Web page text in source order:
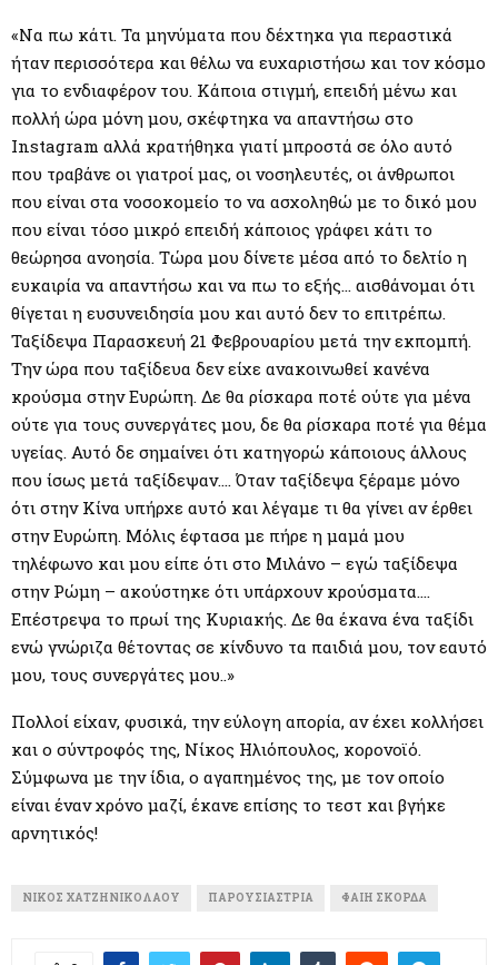
«Να πω κάτι. Τα μηνύματα που δέχτηκα για περαστικά
ήταν περισσότερα και θέλω να ευχαριστήσω και τον κόσμο
για το ενδιαφέρον του. Κάποια στιγμή, επειδή μένω και
πολλή ώρα μόνη μου, σκέφτηκα να απαντήσω στο
Instagram αλλά κρατήθηκα γιατί μπροστά σε όλο αυτό
που τραβάνε οι γιατροί μας, οι νοσηλευτές, οι άνθρωποι
που είναι στα νοσοκομείο το να ασχοληθώ με το δικό μου
που είναι τόσο μικρό επειδή κάποιος γράφει κάτι το
θεώρησα ανοησία. Τώρα μου δίνετε μέσα από το δελτίο η
ευκαιρία να απαντήσω και να πω το εξής… αισθάνομαι ότι
θίγεται η ευσυνειδησία μου και αυτό δεν το επιτρέπω.
Ταξίδεψα Παρασκευή 21 Φεβρουαρίου μετά την εκπομπή.
Την ώρα που ταξίδευα δεν είχε ανακοινωθεί κανένα
κρούσμα στην Ευρώπη. Δε θα ρίσκαρα ποτέ ούτε για μένα
ούτε για τους συνεργάτες μου, δε θα ρίσκαρα ποτέ για θέμα
υγείας. Αυτό δε σημαίνει ότι κατηγορώ κάποιους άλλους
που ίσως μετά ταξίδεψαν…. Όταν ταξίδεψα ξέραμε μόνο
ότι στην Κίνα υπήρχε αυτό και λέγαμε τι θα γίνει αν έρθει
στην Ευρώπη. Μόλις έφτασα με πήρε η μαμά μου
τηλέφωνο και μου είπε ότι στο Μιλάνο – εγώ ταξίδεψα
στην Ρώμη – ακούστηκε ότι υπάρχουν κρούσματα….
Επέστρεψα το πρωί της Κυριακής. Δε θα έκανα ένα ταξίδι
ενώ γνώριζα θέτοντας σε κίνδυνο τα παιδιά μου, τον εαυτό
μου, τους συνεργάτες μου..»
Πολλοί είχαν, φυσικά, την εύλογη απορία, αν έχει κολλήσει
και ο σύντροφός της, Νίκος Ηλιόπουλος, κορονοϊό.
Σύμφωνα με την ίδια, ο αγαπημένος της, με τον οποίο
είναι έναν χρόνο μαζί, έκανε επίσης το τεστ και βγήκε
αρνητικός!
ΝΊΚΟΣ ΧΑΤΖΗΝΙΚΟΛΆΟΥ ΠΑΡΟΥΣΙΆΣΤΡΙΑ ΦΑΊΗ ΣΚΟΡΔΆ